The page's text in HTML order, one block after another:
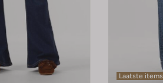
Laatste items